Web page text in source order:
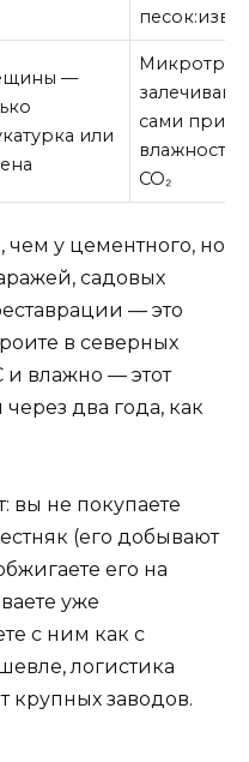
—
или
сами при
влажности
CO₂
чем у цементного, но
садовых
— это
в северных
и влажно — этот
два года, как
не покупаете
(его добывают
его на
уже
с ним как с
логистика
крупных заводов.